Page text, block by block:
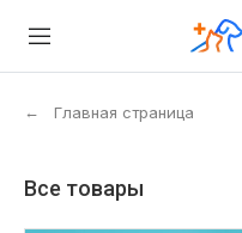
← Главная страница
Все товары